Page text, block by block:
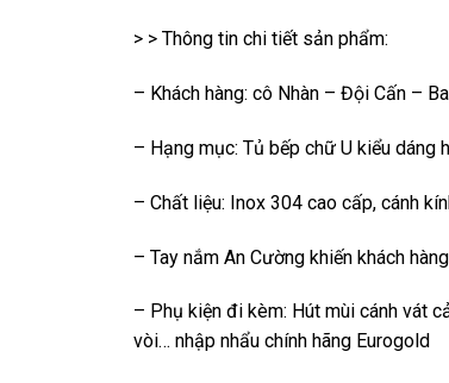
> > Thông tin chi tiết sản phẩm:
– Khách hàng: cô Nhàn – Đội Cấn –
– Hạng mục: Tủ bếp chữ U kiểu dáng
– Chất liệu: Inox 304 cao cấp, cánh
– Tay nắm An Cường khiến khách
– Phụ kiện đi kèm: Hút mùi cánh vát
vòi… nhập nhẩu chính hãng Eurogold